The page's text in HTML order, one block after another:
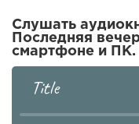
Слушать
Последняя
смартфоне и ПК.
Title